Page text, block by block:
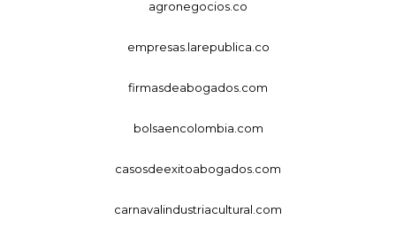
agronegocios.co
empresas.larepublica.co
firmasdeabogados.com
bolsaencolombia.com
casosdeexitoabogados.com
carnavalindustriacultural.com